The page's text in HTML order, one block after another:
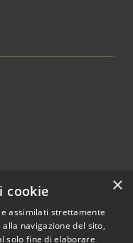
×
cookie
assimilati strettamente
navigazione del sito,
solo fine di elaborare